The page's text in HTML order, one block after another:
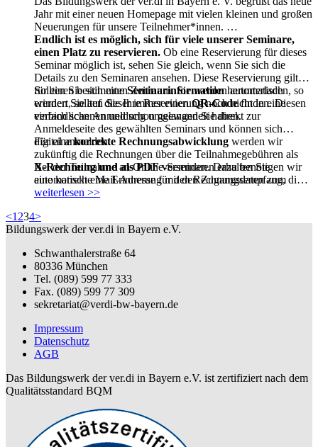
Jahr mit einer neuen Homepage mit vielen kleinen und großen
Neuerungen für unsere Teilnehmer*innen.
Endlich ist es möglich, sich für viele unserer Seminare,
einen Platz zu reservieren. Ob eine Reservierung für dieses
Seminar möglich ist, sehen Sie gleich, wenn Sie sich die
Details zu den Seminaren ansehen. Diese Reservierung gilt
für einen bestimmten Zeitraum. Sie werden automatisch
erinnert, sollten Sie Ihre Reservierung noch nicht in eine
verbindliche Anmeldung umgewandelt haben.
Sollten Sie sich eineSeminarinformationherunterladen, so
werden Sie auf dieser immer einenQR-Codefinden. Diesen
einfach scannen und schon gelangen Sie direkt zur
Anmeldeseite des gewählten Seminars und können sich
digital anmelden.
Bei der Teilnahme an Online-Seminaren erhalten Sie
automatisch eine Erinnerung mit den Zugangsdaten zum
digitalen Schulungsraum per Mail.
Für einekorrekte Rechnungsabwicklung werden wir
zukünftig die Rechnungen über die Teilnahmegebühren als
X-Rechnung und als PDFversenden. Dazu benötigen wir
eine korrekte Mail-Adresse für den Rechnungsempfang, die
Sie bitte bei der Anmeldung angeben.
weiterlesen >>
<1 234>
Bildungswerk der ver.di in Bayern e.V.
Schwanthalerstraße 64
80336 München
Tel. (089) 599 77 333
Fax. (089) 599 77 309
sekretariat@verdi-bw-bayern.de
Impressum
Datenschutz
AGB
Das Bildungswerk der ver.di in Bayern e.V. ist zertifiziert nach dem
Qualitätsstandard BQM